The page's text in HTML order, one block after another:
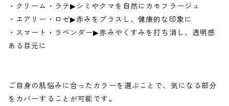
・クリーム・ラテ▶︎シミやクマを自然にカモフラージュ
・エアリー・ロゼ▶︎赤みをプラスし、健康的な印象に
・スマート・ラベンダー▶︎赤みやくすみを打ち消し、透明感
ある目元に
ご自身の肌悩みに合ったカラーを選ぶことで、気になる部分
をカバーすることが可能です。